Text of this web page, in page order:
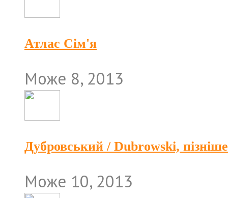
Атлас Сім'я
Може 8, 2013
Дубровський / Dubrowski,
Може 10, 2013